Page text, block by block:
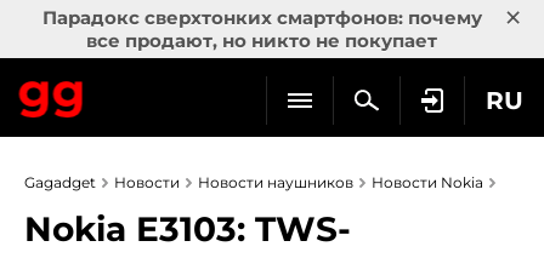
Парадокс сверхтонких смартфонов: почему
все продают, но никто не покупает
×
RU
Gagadget Новости Новости наушников Новости Nokia
Nokia E3103: TWS-